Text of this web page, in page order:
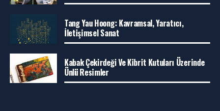
Tang Yau Hoong: Kavramsal, Yaratıcı,
İletişimsel Sanat
Kabak Çekirdeği Ve Kibrit Kutuları Üzerinde
Ünlü Resimler